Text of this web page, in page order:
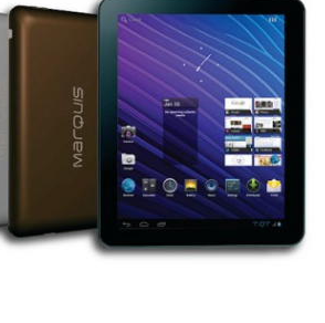
планшетный компьютер MarquisPad